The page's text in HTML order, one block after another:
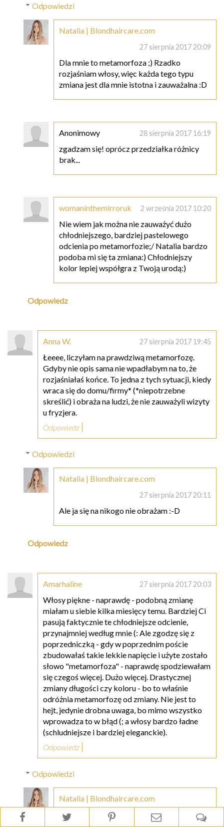
Odpowiedzi
Natalia | Blondhaircare.com
27 sierpnia 2017 20:09
Dla mnie to metamorfoza ;) Rzadko
rozjaśniam włosy, więc każda tego typu
zmiana jest dla mnie istotna i zauważalna :D
Anonimowy 28 sierpnia 2017 16:19
zgadzam się! oprócz przedziałka różnicy
brak...
womaninthemirroruk 2 września 2017 10:20
Nie wiem jak można nie zauważyć dużo
chłodniejszego, bardziej pastelowego
odcienia po metamorfozie;/ Natalia bardzo
podoba mi się ta zmiana:) Chłodniejszy
kolor lepiej współgra z Twoją urodą:)
Odpowiedz
Anna W. 27 sierpnia 2017 19:45
Łeeee, liczyłam na prawdziwą metamorfozę.
Gdyby nie opis sama nie wpadłabym na to, że
rozjaśniałaś końce. To jedna z tych sytuacji, kiedy
wraca się do domu/firmy* (*niepotrzebne
skreślić) i obraża na ludzi, że nie zauważyli wizyty
u fryzjera.
Odpowiedz
Odpowiedzi
Natalia | Blondhaircare.com
27 sierpnia 2017 20:11
Ale ja się na nikogo nie obrażam :-D
Odpowiedz
Amarhaline 27 sierpnia 2017 20:03
Włosy piękne - naprawdę - podobną zmianę
miałam u siebie kilka miesięcy temu. Bardziej Ci
pasują faktycznie te chłodniejsze odcienie,
przynajmniej według mnie (: Ale zgodzę się z
poprzedniczką - gdy w poprzednim poście
zbudowałaś takie lekkie napięcie i użyte zostało
słowo "metamorfoza" - naprawdę spodziewałam
się czegoś więcej. Dużo więcej. Drastycznej
zmiany długości czy koloru - bo to właśnie
odróżnia metamorfozę od zmiany. Nie jest to
hejt, jedynie drobna uwaga, bo mimo wszystko
wprowadza to w błąd (; a włosy bardzo ładne
(schludniejsze i bardziej eleganckie).
Odpowiedz
Odpowiedzi
Natalia | Blondhaircare.com
27 sierpnia 2017 20:15